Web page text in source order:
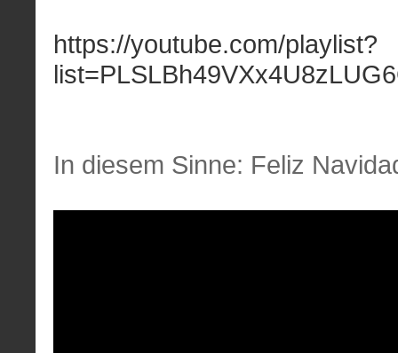
https://youtube.com/playlist?
In diesem Sinne: Feliz